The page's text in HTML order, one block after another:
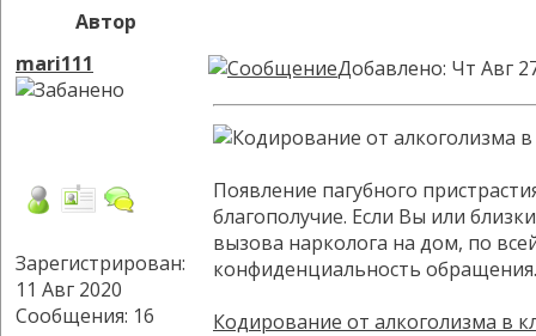
Автор
mari111
Зарегистрирован:
11 Авг 2020
Сообщения: 16
Добавлено: Чт Авг
Появление пагубного
благополучие. Если Вы или
вызова нарколога на дом, по
конфиденциальность
Кодирование от алкоголизма в